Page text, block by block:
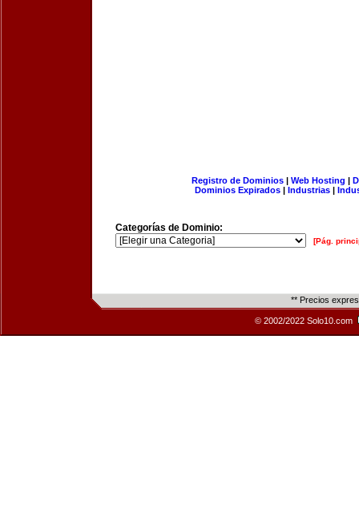
Registro de Dominios| Web Hosting |
Dominios Expirados | Industrias |
Categorías de Dominio:
[Pág.
** Precios
© 2002/2022 Solo10.com